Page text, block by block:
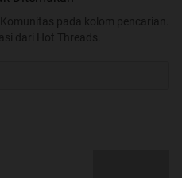
pada kolom pencarian.
dari Hot Threads.